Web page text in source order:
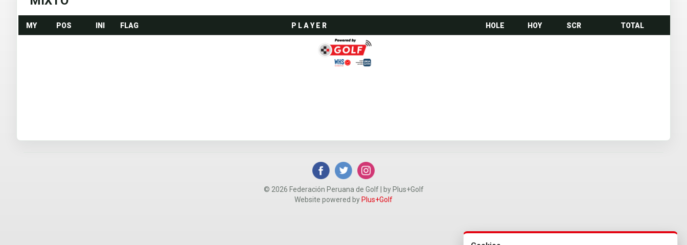
MY POS INI FLAG P L A Y E R HOLE HOY SCR TOTAL
© 2026 Federación Peruana de Golf | by Plus+Golf
Website powered by Plus+Golf